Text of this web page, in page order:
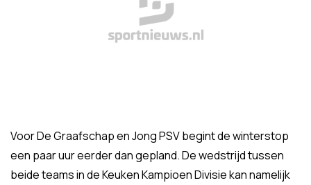
Voor De Graafschap en Jong PSV begint de winterstop
een paar uur eerder dan gepland. De wedstrijd tussen
beide teams in de Keuken Kampioen Divisie kan namelijk